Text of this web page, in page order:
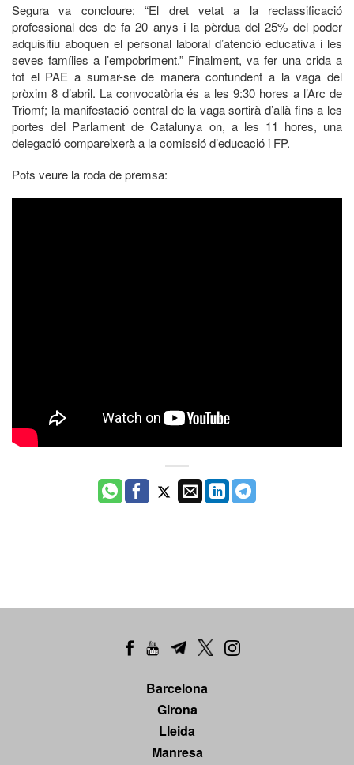
Segura va concloure: “El dret vetat a la reclassificació
professional des de fa 20 anys i la pèrdua del 25% del poder
adquisitiu aboquen el personal laboral d’atenció educativa i les
seves famílies a l’empobriment.” Finalment, va fer una crida a
tot el PAE a sumar-se de manera contundent a la vaga del
pròxim 8 d’abril. La convocatòria és a les 9:30 hores a l’Arc de
Triomf; la manifestació central de la vaga sortirà d’allà fins a les
portes del Parlament de Catalunya on, a les 11 hores, una
delegació compareixerà a la comissió d’educació i FP.
Pots veure la roda de premsa:
Barcelona
Girona
Lleida
Manresa